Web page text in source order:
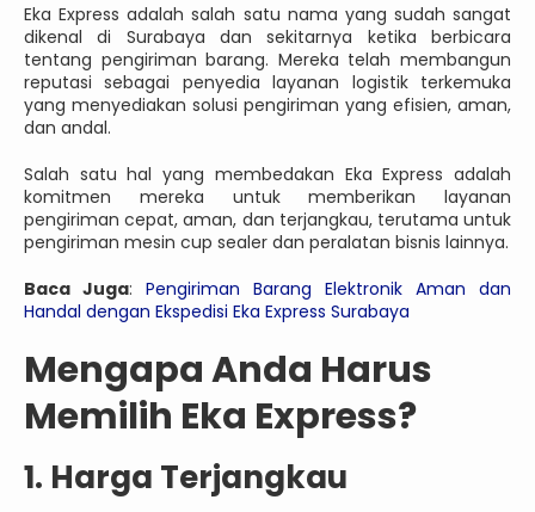
Eka Express adalah salah satu nama yang sudah sangat
dikenal di Surabaya dan sekitarnya ketika berbicara
tentang pengiriman barang. Mereka telah membangun
reputasi sebagai penyedia layanan logistik terkemuka
yang menyediakan solusi pengiriman yang efisien, aman,
dan andal.
Salah satu hal yang membedakan Eka Express adalah
komitmen mereka untuk memberikan layanan
pengiriman cepat, aman, dan terjangkau, terutama untuk
pengiriman mesin cup sealer dan peralatan bisnis lainnya.
Baca Juga: Pengiriman Barang Elektronik Aman dan
Handal dengan Ekspedisi Eka Express Surabaya
Mengapa Anda Harus
Memilih Eka Express?
1. Harga Terjangkau